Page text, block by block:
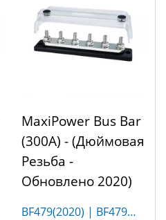
MaxiPower Bus Bar
(300A) - (дюймовая
Резьба -
Обновлено 2020)
BF479(2020) | BF479M